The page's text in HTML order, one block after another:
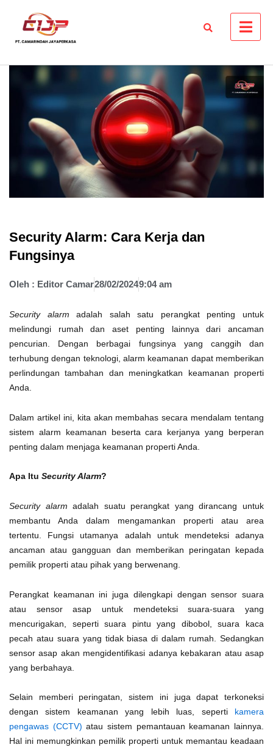
Security Alarm: Cara Kerja dan
Fungsinya
Oleh : Editor Camar28/02/20249:04 am
Security alarm adalah salah satu perangkat penting untuk
melindungi rumah dan aset penting lainnya dari ancaman
pencurian. Dengan berbagai fungsinya yang canggih dan
terhubung dengan teknologi, alarm keamanan dapat memberikan
perlindungan tambahan dan meningkatkan keamanan properti
Anda.
Dalam artikel ini, kita akan membahas secara mendalam tentang
sistem alarm keamanan beserta cara kerjanya yang berperan
penting dalam menjaga keamanan properti Anda.
Apa Itu Security Alarm?
Security alarmadalah suatu perangkat yang dirancang untuk
membantu Anda dalam mengamankan properti atau area
tertentu. Fungsi utamanya adalah untuk mendeteksi adanya
ancaman atau gangguan dan memberikan peringatan kepada
pemilik properti atau pihak yang berwenang.
Perangkat keamanan ini juga dilengkapi dengan sensor suara
atau sensor asap untuk mendeteksi suara-suara yang
mencurigakan, seperti suara pintu yang dibobol, suara kaca
pecah atau suara yang tidak biasa di dalam rumah. Sedangkan
sensor asap akan mengidentifikasi adanya kebakaran atau asap
yang berbahaya.
Selain memberi peringatan, sistem ini juga dapat terkoneksi
dengan sistem keamanan yang lebih luas, seperti kamera
pengawas (CCTV) atau sistem pemantauan keamanan lainnya.
Hal ini memungkinkan pemilik properti untuk memantau keadaan